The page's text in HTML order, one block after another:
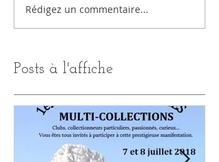
Rédigez un commentaire...
Posts à l'affiche